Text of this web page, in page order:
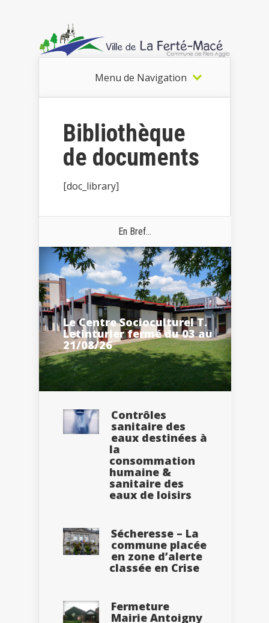
Menu de Navigation
Bibliothèque
de documents
[doc_library]
En Bref...
Le Centre Socioculturel T.
Letinturier fermé du 03 au
21/08/26
Contrôles
sanitaire des
eaux destinées à
la
consommation
humaine &
sanitaire des
eaux de loisirs
Sécheresse – La
commune placée
en zone d’alerte
classée en Crise
Fermeture
Mairie Antoigny